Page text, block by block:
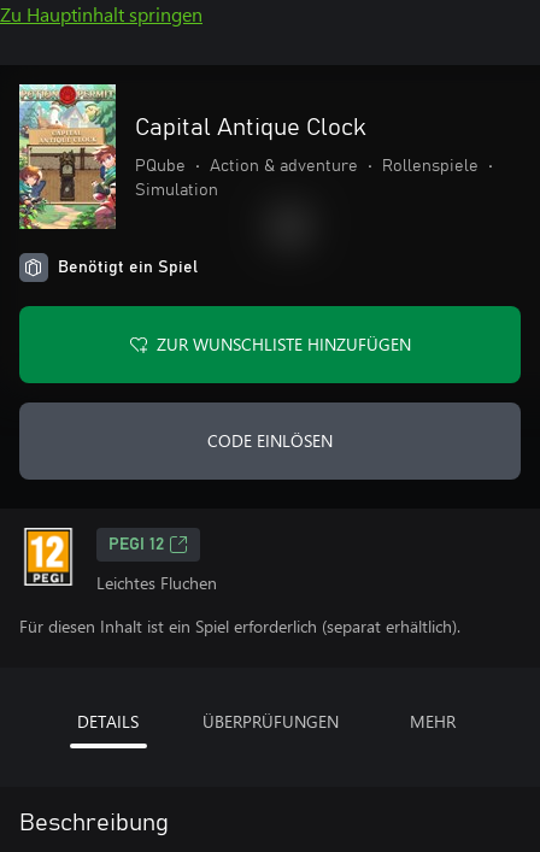
Zu Hauptinhalt springen
Capital Antique Clock
PQube • Action & adventure • Rollenspiele
•
Simulation
Benötigt ein Spiel
ZUR WUNSCHLISTE HINZUFÜGEN
CODE EINLÖSEN
PEGI 12
Leichtes Fluchen
Für diesen Inhalt ist ein Spiel erforderlich (separat erhältlich).
DETAILS ÜBERPRÜFUNGEN MEHR
Beschreibung